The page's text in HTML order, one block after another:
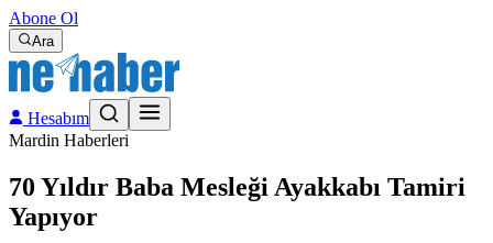
Abone Ol
Ara
Hesabım
Mardin Haberleri
70 Yıldır Baba Mesleği Ayakkabı Tamiri
Yapıyor